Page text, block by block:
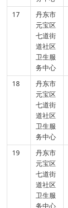
17
丹东市
元宝区
七道街
道社区
卫生服
务中心
18
丹东市
元宝区
七道街
道社区
卫生服
务中心
19
丹东市
元宝区
七道街
道社区
卫生服
务中心